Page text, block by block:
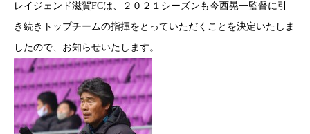
レイジェンド滋賀FCは、２０２１シーズンも今西晃一監督に引
き続きトップチームの指揮をとっていただくことを決定いたしま
したので、お知らせいたします。